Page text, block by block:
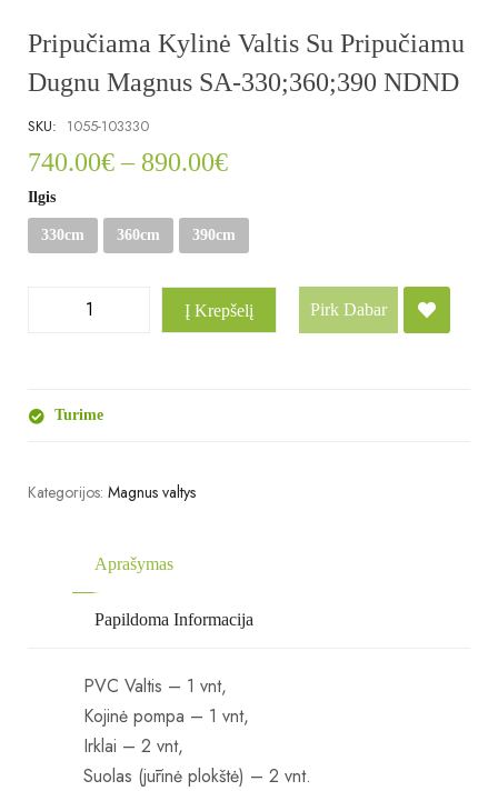
Pripučiama Kylinė Valtis Su Pripučiamu
Dugnu Magnus SA-330;360;390 NDND
SKU: 1055-103330
740.00€– 890.00€
Ilgis
330cm 360cm 390cm
Į Krepšelį Pirk Dabar
Turime
Kategorijos: Magnus valtys
Aprašymas
Papildoma Informacija
PVC Valtis – 1 vnt,
Kojinė pompa – 1 vnt,
Irklai – 2 vnt,
Suolas (jūrinė plokštė) – 2 vnt.